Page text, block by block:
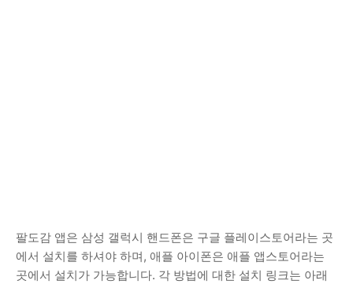
팔도감 앱은 삼성 갤럭시 핸드폰은 구글 플레이스토어라는 곳
에서 설치를 하셔야 하며, 애플 아이폰은 애플 앱스토어라는
곳에서 설치가 가능합니다. 각 방법에 대한 설치 링크는 아래